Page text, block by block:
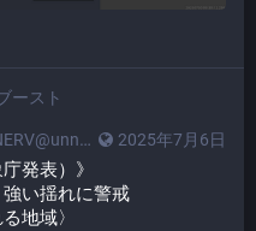
ースト
2025年7月6日
発表）》
い揺れに警戒
地域〉